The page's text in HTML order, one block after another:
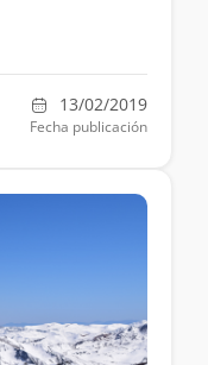
13/02/2019
Fecha publicación